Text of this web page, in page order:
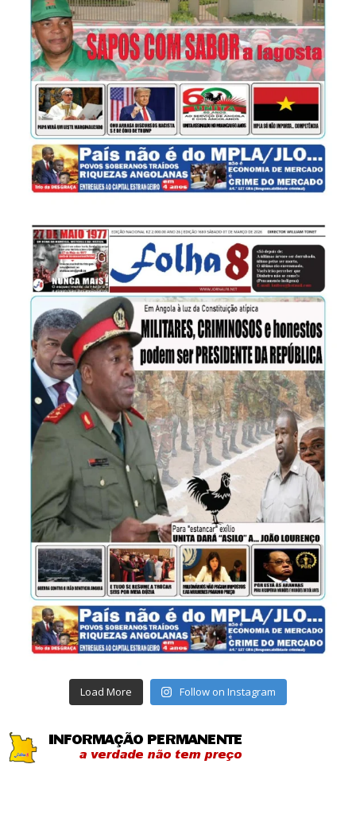
Load More Follow on Instagram